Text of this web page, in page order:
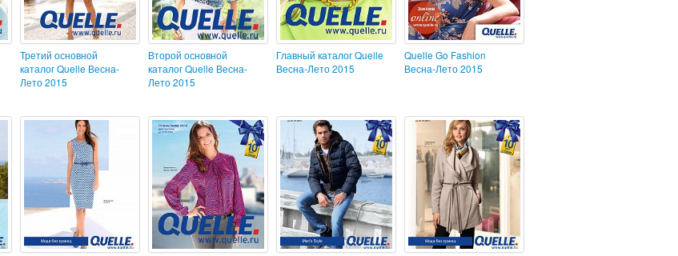
Третий основной
каталог Quelle Весна-
Лето 2015
Второй основной
каталог Quelle Весна-
Лето 2015
Главный каталог Quelle
Весна-Лето 2015
Quelle Go Fashion
Весна-Лето 2015